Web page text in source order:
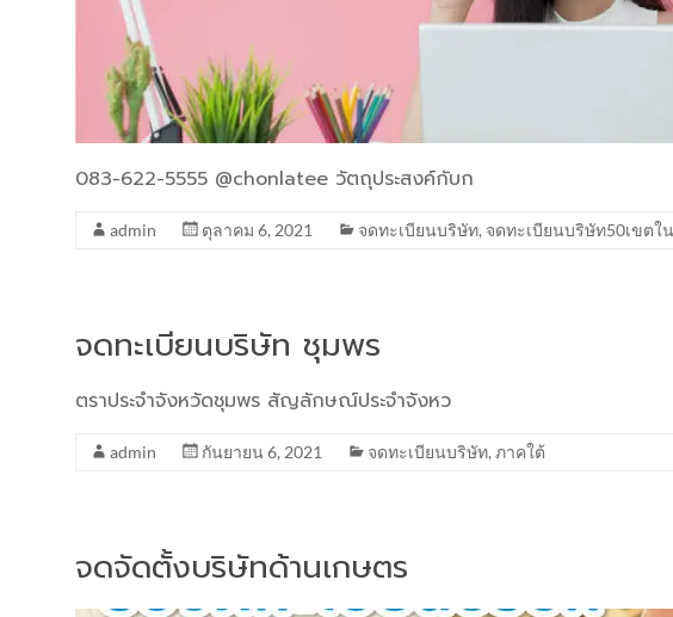
083-622-5555 @chonlatee วัตถุประสงค์กับก
admin ตุลาคม 6, 2021 จดทะเบียนบริษัท, จดทะเบียนบริษัท50เขตใ
จดทะเบียนบริษัท ชุมพร
ตราประจำจังหวัดชุมพร สัญลักษณ์ประจำจังหว
admin กันยายน 6, 2021 จดทะเบียนบริษัท, ภาคใต้
จดจัดตั้งบริษัทด้านเกษตร